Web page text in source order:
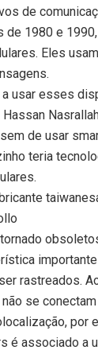
de
de 1980 e
Eles
a usar esses
de usar
teria
rastreados.
se
por
é associado a